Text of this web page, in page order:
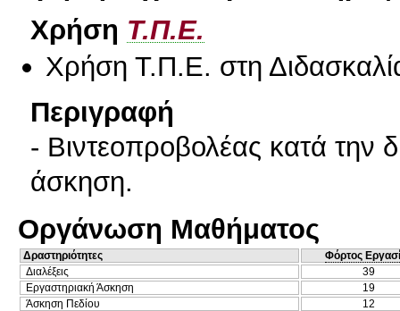
Χρήση Τ.Π.Ε.
Χρήση Τ.Π.Ε. στη
Περιγραφή
- Bιντεοπροβολέας κατά την
άσκηση.
Οργάνωση Μαθήματος
Δραστηριότητες
Φόρτος
Διαλέξεις
39
Εργαστηριακή Άσκηση
19
Άσκηση Πεδίου
12